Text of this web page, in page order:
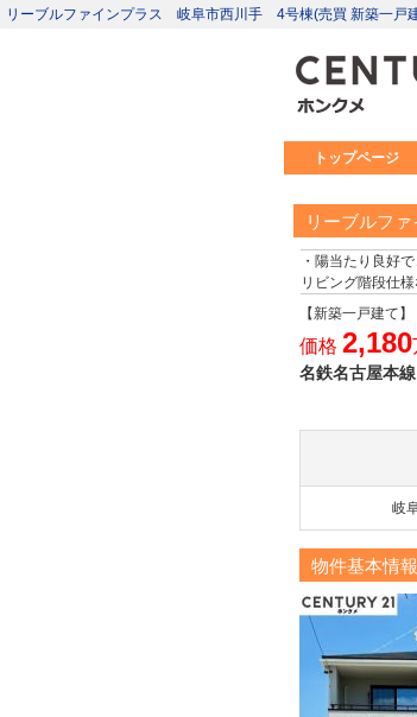
リーブルファインプラス 岐阜市西川手 4号棟(売買 新築一戸
トップページ
リーブルフ
・陽当たり良好
リビング階段仕
【新築一戸建て】
価格 2,180
名鉄名古屋本
岐
物件基本情報